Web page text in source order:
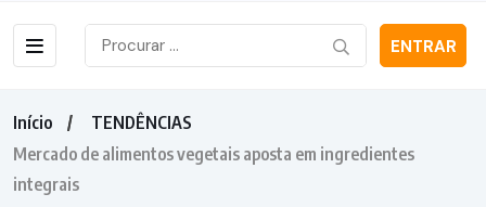
ENTRAR
Início
TENDÊNCIAS
Mercado de alimentos vegetais aposta em ingredientes
integrais